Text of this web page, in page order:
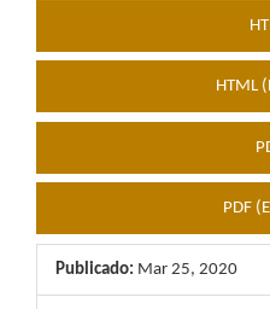
HTML
PDF
Publicado: Mar 25, 2020